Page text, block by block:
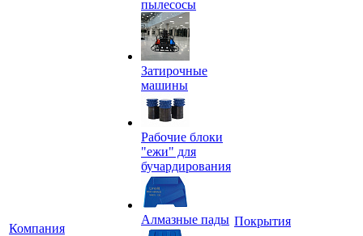
Компания
пылесосы
Затирочные
машины
Рабочие блоки
"ежи" для
бучардирования
Алмазные пады Покрытия